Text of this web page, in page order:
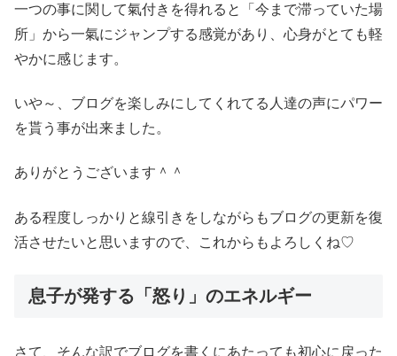
一つの事に関して氣付きを得れると「今まで滞っていた場
所」から一氣にジャンプする感覚があり、心身がとても軽
やかに感じます。
いや～、ブログを楽しみにしてくれてる人達の声にパワー
を貰う事が出来ました。
ありがとうございます＾＾
ある程度しっかりと線引きをしながらもブログの更新を復
活させたいと思いますので、これからもよろしくね♡
息子が発する「怒り」のエネルギー
さて、そんな訳でブログを書くにあたっても初心に戻った